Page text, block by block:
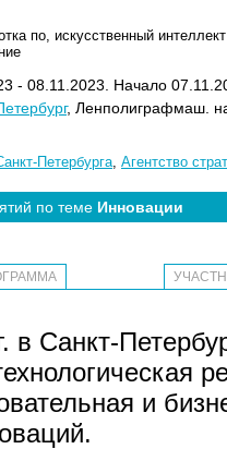
по, искусственный
- 08.11.2023. Начало
, Ленполиграфмаш.
Петербурга, Агентство
по теме Инновации
в Санкт-
и